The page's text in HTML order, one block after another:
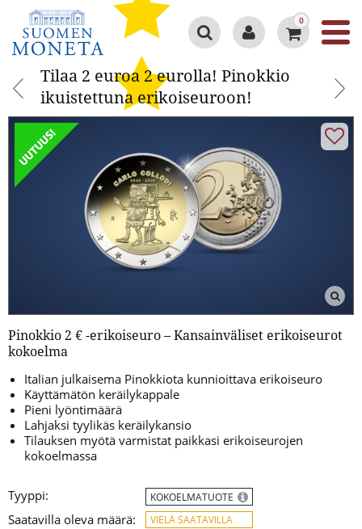
Google 4.3/5
0
Tilaa 2 euroa 2 eurolla! Pinokkio
ikuistettuna erikoiseuroon!
Pinokkio 2 € -erikoiseuro – Kansainväliset erikoiseurot
kokoelma
Italian julkaisema Pinokkiota kunnioittava erikoiseuro
Käyttämätön keräilykappale
Pieni lyöntimäärä
Lahjaksi tyylikäs keräilykansio
Tilauksen myötä varmistat paikkasi erikoiseurojen
kokoelmassa
Tyyppi:
Saatavilla oleva määrä:
KOKOELMATUOTE
VIELÄ SAATAVILLA
Tilaa 2 euroa 2 eurolla! Pinokkio
ikuistettuna erikoiseuroon!